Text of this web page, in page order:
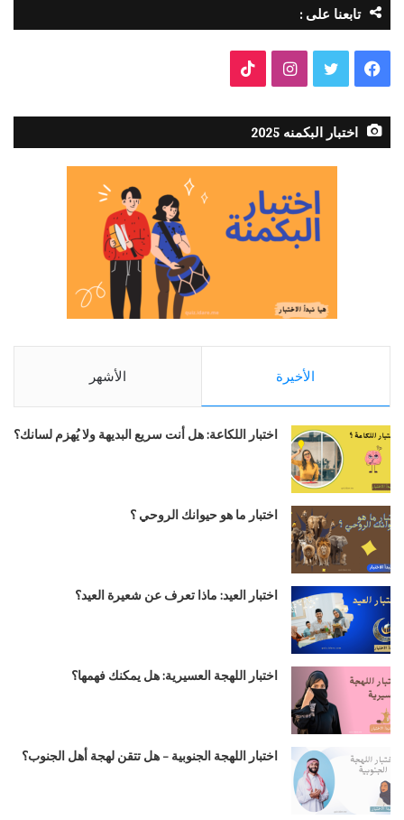
تابعنا على :
فيسبوك تويتر انستقرام
اختبار البكمنه 2025
الأخيرة الأشهر
اختبار اللكاعة: هل أنت سريع البديهة ولا يُهزم لسانك؟
اختبار ما هو حيوانك الروحي ؟
اختبار العيد: ماذا تعرف عن شعيرة العيد؟
اختبار اللهجة العسيرية: هل يمكنك فهمها؟
اختبار اللهجة الجنوبية – هل تتقن لهجة أهل الجنوب؟